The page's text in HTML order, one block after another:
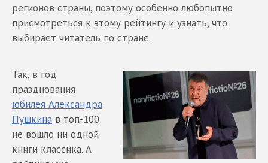
регионов страны, поэтому особенно любопытно
присмотреться к этому рейтингу и узнать, что
выбирает читатель по стране.
Так, в год
празднования
юбилея Александра
Пушкина в топ-100
не вошло ни одной
книги классика. А